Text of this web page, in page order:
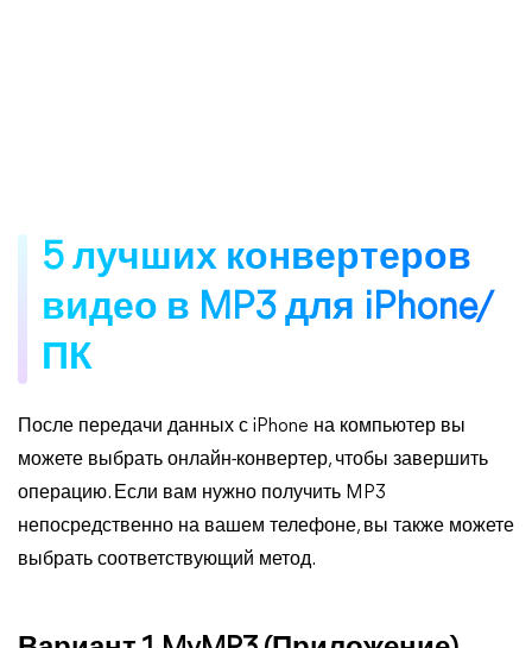
5 лучших конвертеров
видео в MP3 для iPhone/
ПК
После передачи данных с iPhone на компьютер вы
можете выбрать онлайн-конвертер, чтобы завершить
операцию. Если вам нужно получить MP3
непосредственно на вашем телефоне, вы также можете
выбрать соответствующий метод.